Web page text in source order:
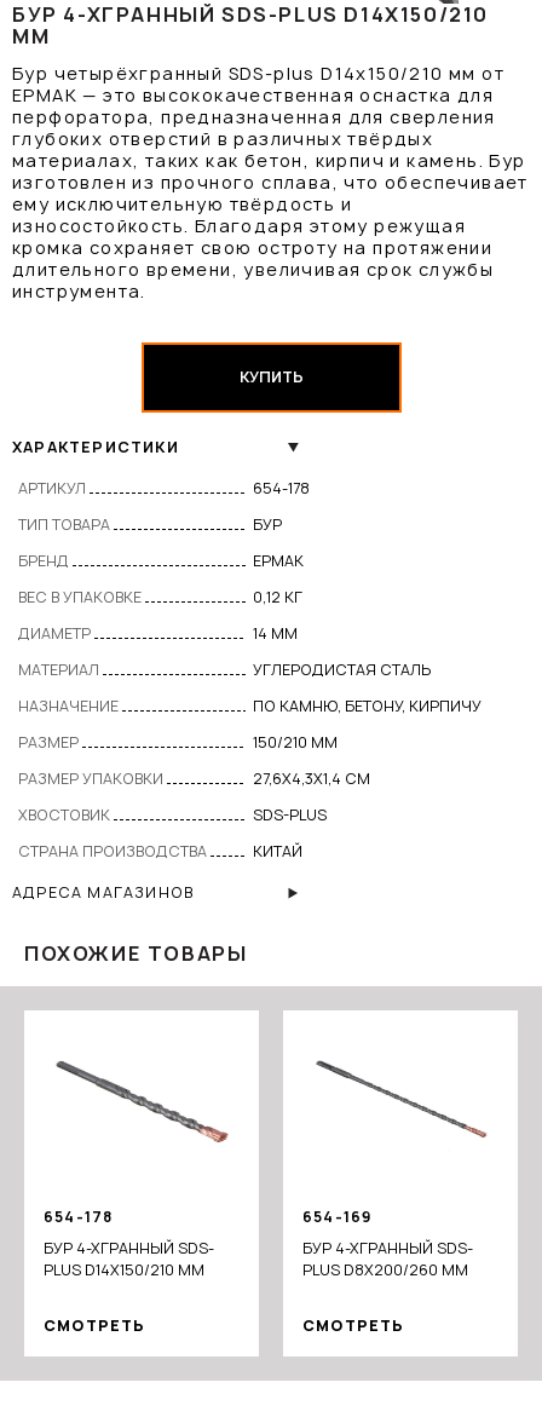
БУР 4-ХГРАННЫЙ SDS-PLUS D14X150/210
ММ
Бур четырёхгранный SDS-plus D14x150/210 мм от
ЕРМАК — это высококачественная оснастка для
перфоратора, предназначенная для сверления
глубоких отверстий в различных твёрдых
материалах, таких как бетон, кирпич и камень. Бур
изготовлен из прочного сплава, что обеспечивает
ему исключительную твёрдость и
износостойкость. Благодаря этому режущая
кромка сохраняет свою остроту на протяжении
длительного времени, увеличивая срок службы
инструмента.
КУПИТЬ
ХАРАКТЕРИСТИКИ
АРТИКУЛ
654-178
ТИП ТОВАРА
БУР
БРЕНД
ЕРМАК
ВЕС В УПАКОВКЕ
0,12 КГ
ДИАМЕТР
14 ММ
МАТЕРИАЛ
УГЛЕРОДИСТАЯ СТАЛЬ
НАЗНАЧЕНИЕ
ПО КАМНЮ, БЕТОНУ, КИРПИЧУ
РАЗМЕР
150/210 ММ
РАЗМЕР УПАКОВКИ
27,6Х4,3Х1,4 СМ
ХВОСТОВИК
SDS-PLUS
СТРАНА ПРОИЗВОДСТВА
КИТАЙ
АДРЕСА МАГАЗИНОВ
ПОХОЖИЕ ТОВАРЫ
654-178
БУР 4-ХГРАННЫЙ SDS-
PLUS D14X150/210 ММ
СМОТРЕТЬ
654-169
БУР 4-ХГРАННЫЙ SDS-
PLUS D8X200/260 ММ
СМОТРЕТЬ